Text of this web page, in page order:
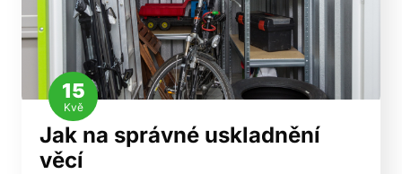
15
Kvě
Jak na správné uskladnění
věcí